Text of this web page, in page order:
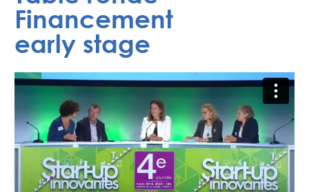
Financement
early stage